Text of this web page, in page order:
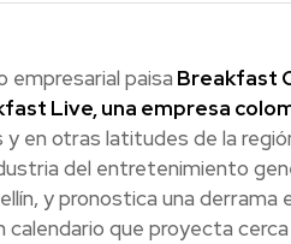
empresarial paisa Breakfast
Live, una empresa
y en otras latitudes de la
del entretenimiento
y pronostica una derrama
calendario que proyecta